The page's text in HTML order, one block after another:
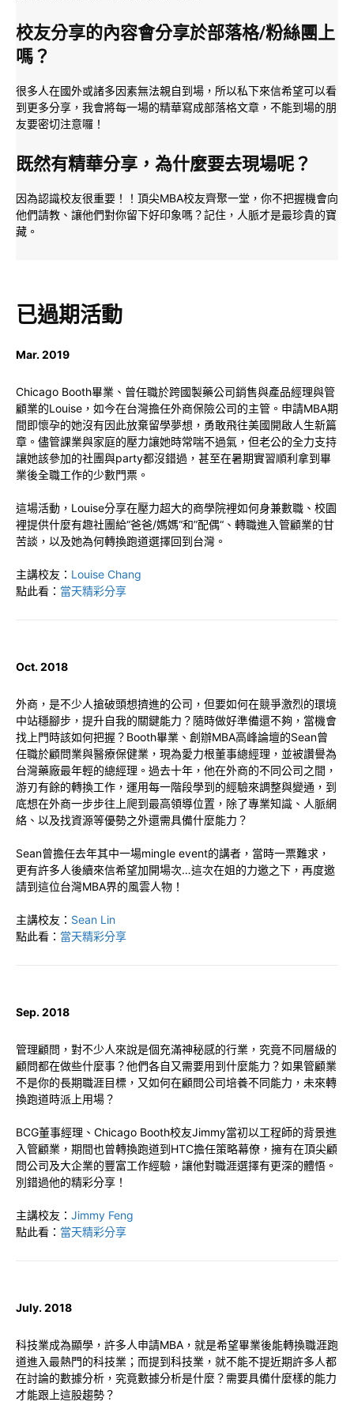
校友分享的內容會分享於部落格/粉絲團上
嗎？
很多人在國外或諸多因素無法親自到場，所以私下來信希望可以看
到更多分享，我會將每一場的精華寫成部落格文章，不能到場的朋
友要密切注意囉！
既然有精華分享，為什麼要去現場呢？
因為認識校友很重要！！頂尖MBA校友齊聚一堂，你不把握機會向
他們請教、讓他們對你留下好印象嗎？記住，人脈才是最珍貴的寶
藏。
已過期活動
Mar. 2019
Chicago Booth畢業、曾任職於跨國製藥公司銷售與產品經理與管
顧業的Louise，如今在台灣擔任外商保險公司的主管。申請MBA期
間即懷孕的她沒有因此放棄留學夢想，勇敢飛往美國開啟人生新篇
章。儘管課業與家庭的壓力讓她時常喘不過氣，但老公的全力支持
讓她該參加的社團與party都沒錯過，甚至在暑期實習順利拿到畢
業後全職工作的少數門票。
這場活動，Louise分享在壓力超大的商學院裡如何身兼數職、校園
裡提供什麼有趣社團給“爸爸/媽媽“和”配偶“、轉職進入管顧業的甘
苦談，以及她為何轉換跑道選擇回到台灣。
主講校友： Louise Chang
點此看： 當天精彩分享
Oct. 2018
外商，是不少人搶破頭想擠進的公司，但要如何在競爭激烈的環境
中站穩腳步，提升自我的關鍵能力？隨時做好準備還不夠，當機會
找上門時該如何把握？Booth畢業、創辦MBA高峰論壇的Sean曾
任職於顧問業與醫療保健業，現為愛力根董事總經理，並被讚譽為
台灣藥廠最年輕的總經理。過去十年，他在外商的不同公司之間，
游刃有餘的轉換工作，運用每一階段學到的經驗來調整與變通，到
底想在外商一步步往上爬到最高領導位置，除了專業知識、人脈網
絡、以及找資源等優勢之外還需具備什麼能力？
Sean曾擔任去年其中一場mingle event的講者，當時一票難求，
更有許多人後續來信希望加開場次…這次在姐的力邀之下，再度邀
請到這位台灣MBA界的風雲人物！
主講校友： Sean Lin
點此看： 當天精彩分享
Sep. 2018
管理顧問，對不少人來說是個充滿神秘感的行業，究竟不同層級的
顧問都在做些什麼事？他們各自又需要用到什麼能力？如果管顧業
不是你的長期職涯目標，又如何在顧問公司培養不同能力，未來轉
換跑道時派上用場？
BCG董事經理、Chicago Booth校友Jimmy當初以工程師的背景進
入管顧業，期間也曾轉換跑道到HTC擔任策略幕僚，擁有在頂尖顧
問公司及大企業的豐富工作經驗，讓他對職涯選擇有更深的體悟。
別錯過他的精彩分享！
主講校友： Jimmy Feng
點此看： 當天精彩分享
July. 2018
科技業成為顯學，許多人申請MBA，就是希望畢業後能轉換職涯跑
道進入最熱門的科技業；而提到科技業，就不能不提近期許多人都
在討論的數據分析，究竟數據分析是什麼？需要具備什麼樣的能力
才能跟上這股趨勢？